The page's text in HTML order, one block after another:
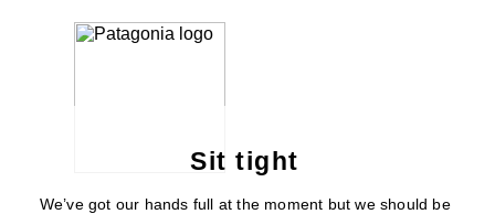
Sit tight
We’ve got our hands full at the moment but we should be